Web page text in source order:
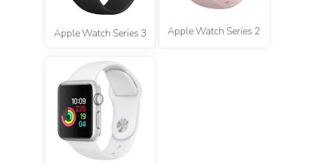
Apple Watch Series 3 Apple Watch Series 2